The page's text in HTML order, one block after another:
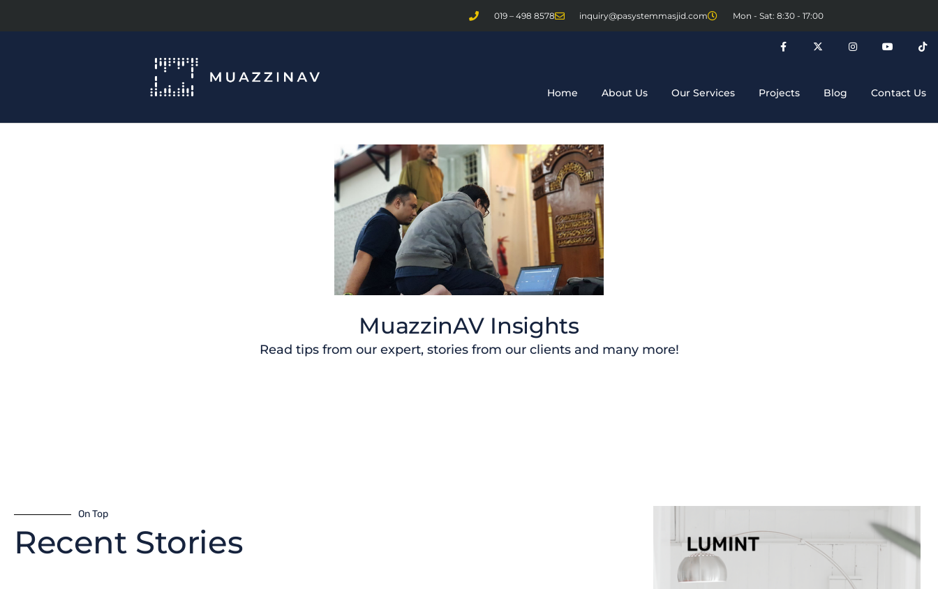
019 – 498 8578 inquiry@pasystemmasjid.com Mon - Sat: 8:30 - 17:00
Home About Us Our Services Projects Blog Contact Us
MuazzinAV Insights
Read tips from our expert, stories from our clients and many more!
On Top
Recent Stories